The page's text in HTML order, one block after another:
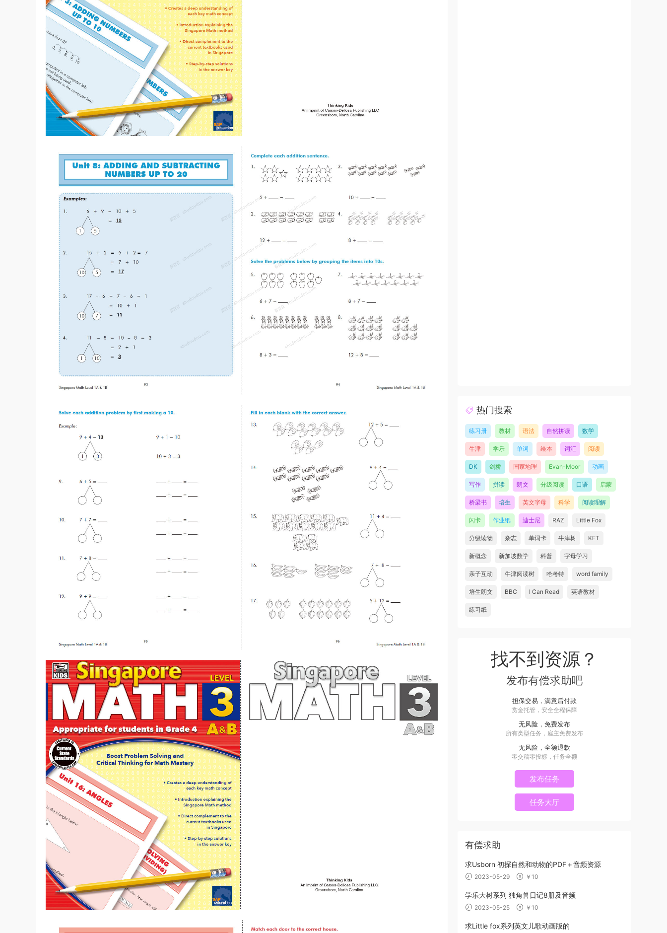
热门搜索
练习册 教材 语法 自然拼读 数学
牛津 学乐 单词 绘本 词汇 阅读
DK 剑桥 国家地理 Evan-Moor 动画
写作 拼读 朗文 分级阅读 口语 启蒙
桥梁书 培生 英文字母 科学 阅读理解
闪卡 作业纸 迪士尼 RAZ Little Fox
分级读物 杂志 单词卡 牛津树 KET
新概念 新加坡数学 科普 字母学习
亲子互动 牛津阅读树 哈考特 word family
培生朗文 BBC I Can Read 英语教材
练习纸
找不到资源？
发布有偿求助吧
担保交易，满意后付款
赏金托管，安全全程保障
无风险，免费发布
所有类型任务，雇主免费发布
无风险，全额退款
零交稿零投标，任务全额
发布任务
任务大厅
有偿求助
求Usborn 初探自然和动物的PDF＋音频资源
2023-05-29 ￥10
学乐大树系列 独角兽日记8册及音频
2023-05-25 ￥10
求Little fox系列英文儿歌动画版的